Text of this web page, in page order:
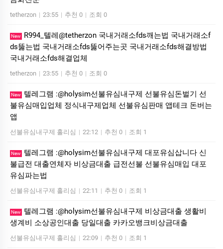
tetherzon | 23:55 | 추천 0 | 조회 0
New
R994_텔레@tetherzon 국내거래소fds깨는법 국내거래소f
ds뚫는법 국내거래소fds뚫어주는곳 국내거래소fds해결방법
국내거래소fds해결업체
tetherzon | 23:55 | 추천 0 | 조회 0
New
텔레그램 :@holysim선불유심내구제 선불유심돈벌기 선
불유심매입업체 정식내구제업체 선불유심판매 앱테크 돈버는
앱
선불유심내구제 홀리심 | 22:12 | 추천 0 | 조회 1
New
텔레그램 :@holysim선불유심내구제 대포유심삽니다 신
불급전 대출연체자 비상금대출 급전선불 선불유심매입 대포
유심파는법
선불유심내구제 홀리심 | 22:11 | 추천 0 | 조회 1
New
텔레그램 :@holysim선불유심내구제 비상금대출 생활비
생계비 소상공인대출 당일대출 카카오뱅크비상금대출
선불유심내구제 홀리심 | 22:09 | 추천 0 | 조회 1